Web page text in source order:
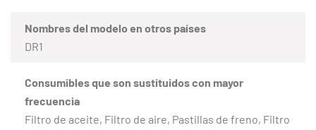
Nombres del modelo en otros países
DR1
Consumibles que son sustituidos con mayor
frecuencia
Filtro de aceite, Filtro de aire, Pastillas de freno, Filtro